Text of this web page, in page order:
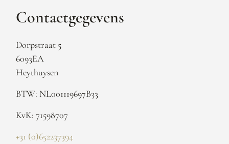
Contactgegevens
Dorpstraat 5
6093EA
Heythuysen
BTW: NL001119697B33
KvK: 71598707
+31 (0)652237394